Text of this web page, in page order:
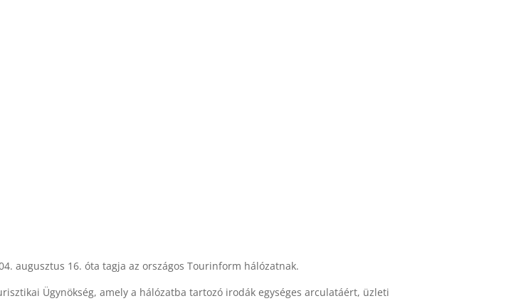
augusztus 16. óta tagja az országos Tourinform hálózatnak.
Ügynökség, amely a hálózatba tartozó irodák egységes arculatáért, üzleti